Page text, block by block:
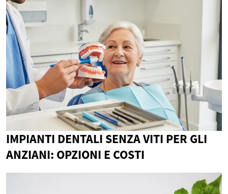
IMPIANTI DENTALI SENZA VITI PER GLI
ANZIANI: OPZIONI E COSTI